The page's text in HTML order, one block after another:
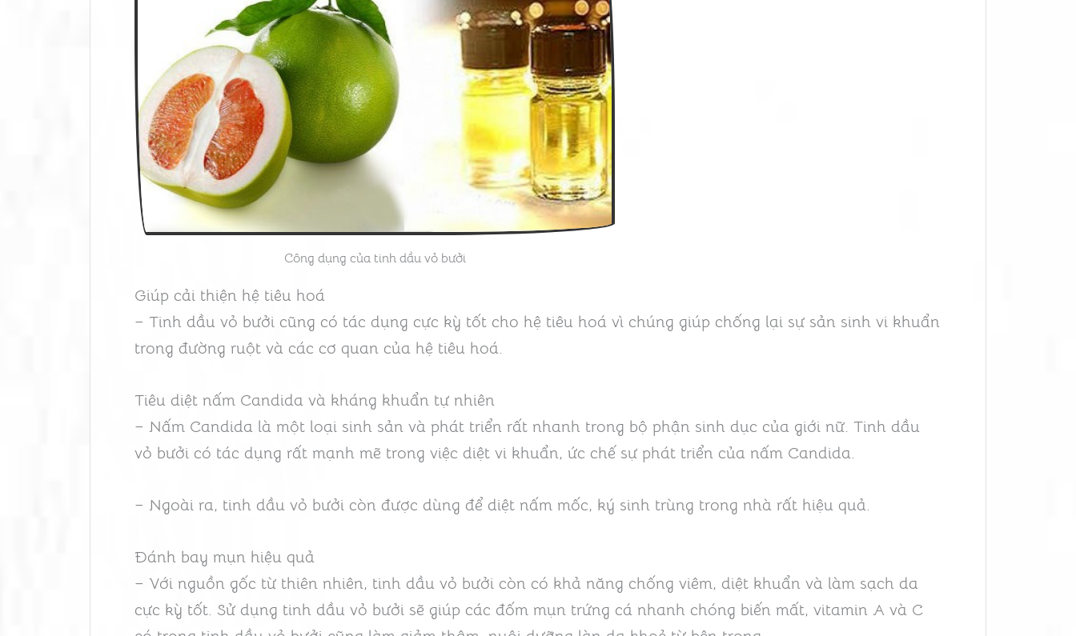
Công dụng của tinh dầu vỏ bưởi
Giúp cải thiện hệ tiêu hoá
– Tinh dầu vỏ bưởi cũng có tác dụng cực kỳ tốt cho hệ tiêu hoá vì chúng giúp chống lại sự sản sinh vi khuẩn
trong đường ruột và các cơ quan của hệ tiêu hoá.
Tiêu diệt nấm Candida và kháng khuẩn tự nhiên
– Nấm Candida là một loại sinh sản và phát triển rất nhanh trong bộ phận sinh dục của giới nữ. Tinh dầu
vỏ bưởi có tác dụng rất mạnh mẽ trong việc diệt vi khuẩn, ức chế sự phát triển của nấm Candida.
– Ngoài ra, tinh dầu vỏ bưởi còn được dùng để diệt nấm mốc, ký sinh trùng trong nhà rất hiệu quả.
Đánh bay mụn hiệu quả
– Với nguồn gốc từ thiên nhiên, tinh dầu vỏ bưởi còn có khả năng chống viêm, diệt khuẩn và làm sạch da
cực kỳ tốt. Sử dụng tinh dầu vỏ bưởi sẽ giúp các đốm mụn trứng cá nhanh chóng biến mất, vitamin A và C